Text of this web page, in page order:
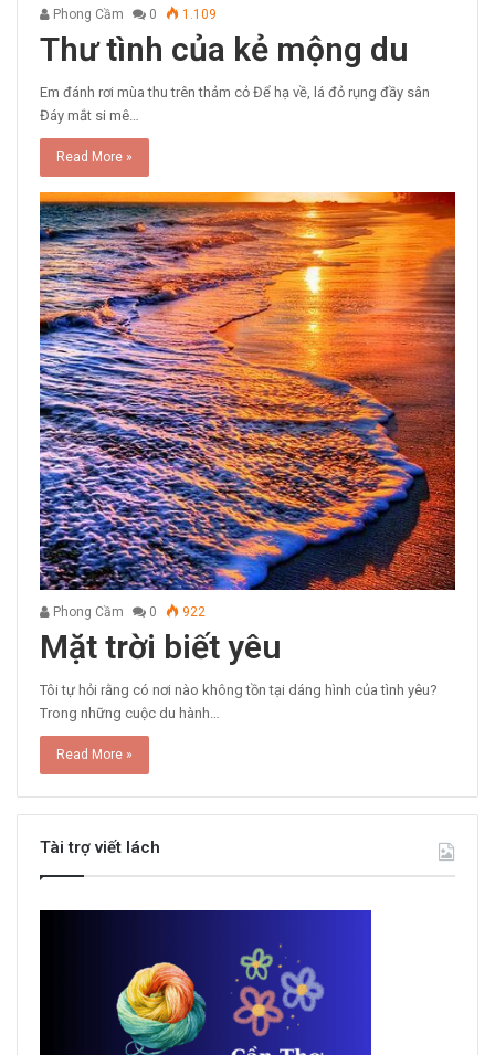
Phong Cầm 0 1.109
Thư tình của kẻ mộng du
Em đánh rơi mùa thu trên thảm cỏ Để hạ về, lá đỏ rụng đầy sân
Đáy mắt si mê…
Read More »
Phong Cầm 0 922
Mặt trời biết yêu
Tôi tự hỏi rằng có nơi nào không tồn tại dáng hình của tình yêu?
Trong những cuộc du hành…
Read More »
Tài trợ viết lách